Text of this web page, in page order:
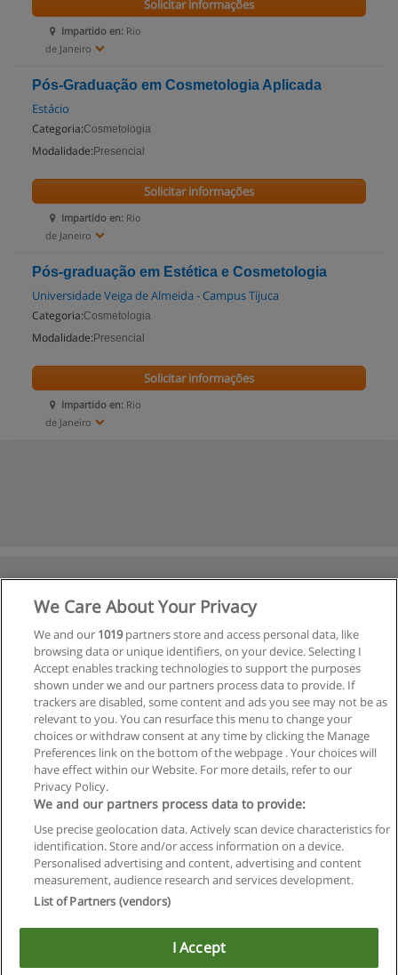
Impartido en: Rio
de Janeiro
Solicitar informações
Pós-Graduação em Cosmetologia Aplicada
Estácio
Categoria:Cosmetologia
Modalidade: Presencial
Impartido en: Rio
de Janeiro
Solicitar informações
Pós-graduação em Estética e Cosmetologia
Universidade Veiga de Almeida - Campus Tijuca
Categoria:Cosmetologia
Modalidade: Presencial
Impartido en: Rio
de Janeiro
Solicitar informações
Regras de uso
Privacidade de dados
Copyright © Educaedu Business S.L. - CIF : B-95610580: -
www.educaedu-brasil.com
We Care About Your Privacy
We and our 1019partners store and access personal data, like
browsing data or unique identifiers, on your device. Selecting I
Accept enables tracking technologies to support the purposes
shown under we and our partners process data to provide. If
trackers are disabled, some content and ads you see may not be as
relevant to you. You can resurface this menu to change your
choices or withdraw consent at any time by clicking the Manage
Preferences link on the bottom of the webpage . Your choices will
have effect within our Website. For more details, refer to our
Privacy Policy.
We and our partners process data to provide:
Use precise geolocation data. Actively scan device characteristics for
identification. Store and/or access information on a device.
Personalised advertising and content, advertising and content
measurement, audience research and services development.
List of Partners (vendors)
I Accept